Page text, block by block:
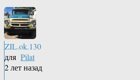
ZIL.ok.130
для Pilat
2 лет назад